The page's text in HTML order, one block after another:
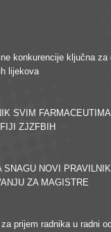
konkurencije ključna za
lijekova
SVIM
ZJZFBIH
SNAGU NOVI
ZA MAGISTRE
prijem radnika u radni